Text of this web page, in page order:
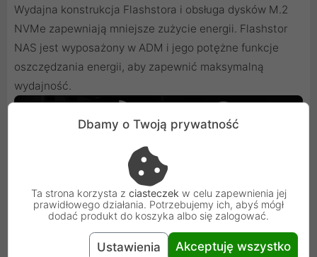
Wydajna konstrukcja Flashstora i obsługa dysków M.2
NVMe zapewniają mniejsze zużycie energii. Flashstor
NAS jest wyposażony w ADM i jego potężne funkcje
oszczędzania energii, aby zapewnić maksymalną
wydajność.
Dbamy o Twoją prywatność
Ta strona korzysta z ciasteczek w celu zapewnienia jej
prawidłowego działania. Potrzebujemy ich, abyś mógł
dodać produkt do koszyka albo się zalogować.
Ustawienia Akceptuję wszystko